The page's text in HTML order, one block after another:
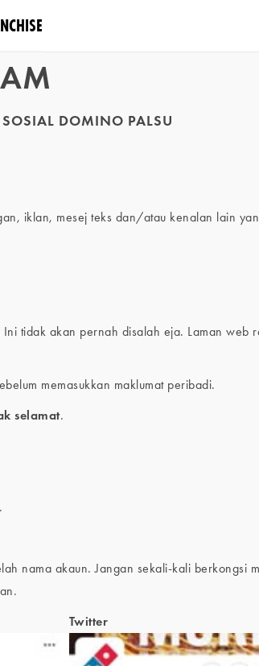
DOMINO PALSU
iklan, mesej teks dan/atau kenalan lain
Ini tidak akan pernah disalah eja. Laman web
memasukkan maklumat peribadi.
selamat.
.
nama akaun. Jangan sekali-kali berkongsi
Twitter